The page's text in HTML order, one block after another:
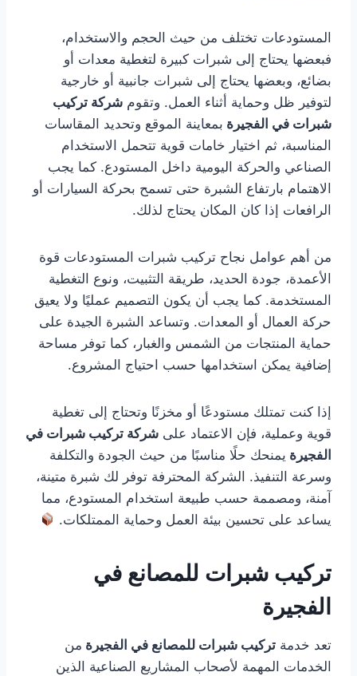
المستودعات تختلف من حيث الحجم والاستخدام،
فبعضها يحتاج إلى شبرات كبيرة لتغطية معدات أو
بضائع، وبعضها يحتاج إلى شبرات جانبية أو خارجية
لتوفير ظل وحماية أثناء العمل. وتقوم شركة تركيب
شبرات في الفجيرة بمعاينة الموقع وتحديد المقاسات
المناسبة، ثم اختيار خامات قوية تتحمل الاستخدام
الصناعي والحركة اليومية داخل المستودع. كما يجب
الاهتمام بارتفاع الشبرة حتى تسمح بحركة السيارات أو
الرافعات إذا كان المكان يحتاج لذلك.
من أهم عوامل نجاح تركيب شبرات المستودعات قوة
الأعمدة، جودة الحديد، طريقة التثبيت، ونوع التغطية
المستخدمة. كما يجب أن يكون التصميم عمليًا ولا يعيق
حركة العمال أو المعدات. وتساعد الشبرة الجيدة على
حماية المنتجات من الشمس والغبار، كما توفر مساحة
إضافية يمكن استخدامها حسب احتياج المشروع.
إذا كنت تمتلك مستودعًا أو مخزنًا وتحتاج إلى تغطية
قوية وعملية، فإن الاعتماد على شركة تركيب شبرات في
الفجيرة يمنحك حلًا مناسبًا من حيث الجودة والتكلفة
وسرعة التنفيذ. الشركة المحترفة توفر لك شبرة متينة،
آمنة، ومصممة حسب طبيعة استخدام المستودع، مما
يساعد على تحسين بيئة العمل وحماية الممتلكات.
تركيب شبرات للمصانع في
الفجيرة
تعد خدمة تركيب شبرات للمصانع في الفجيرة من
الخدمات المهمة لأصحاب المشاريع الصناعية الذين